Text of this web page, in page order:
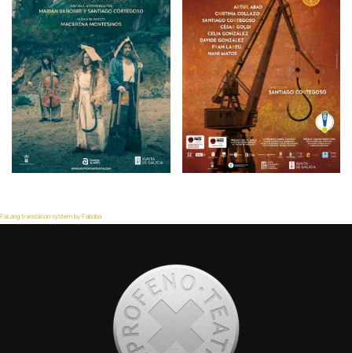
FaLang translation system by Faboba